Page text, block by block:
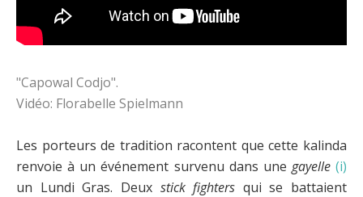
"Capowal Codjo".
Vidéo: Florabelle Spielmann
Les porteurs de tradition racontent que cette kalinda
renvoie à un événement survenu dans une gayelle (i)
un Lundi Gras. Deux stick fighters qui se battaient